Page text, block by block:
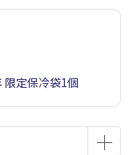
定保冷袋1個